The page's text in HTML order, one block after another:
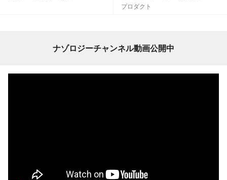
プロダクト
ナゾロジーチャンネル動画公開中